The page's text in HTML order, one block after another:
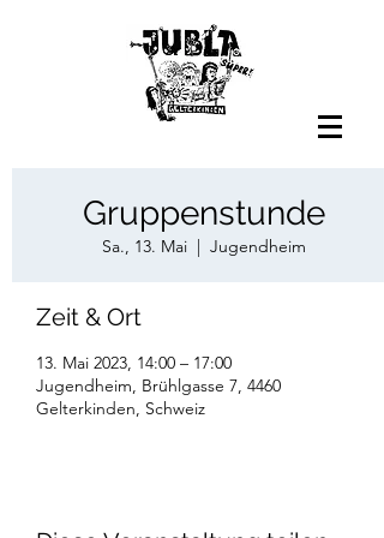
Gruppenstunde
Sa., 13. Mai
  |
Jugendheim
Zeit & Ort
13. Mai 2023, 14:00 – 17:00
Jugendheim, Brühlgasse 7, 4460
Gelterkinden, Schweiz